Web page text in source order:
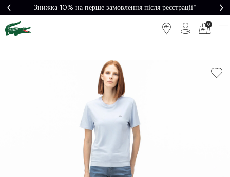
Знижка 10% на перше замовлення після реєстрації*
0
Безкоштовна
доставка від
5000₴*